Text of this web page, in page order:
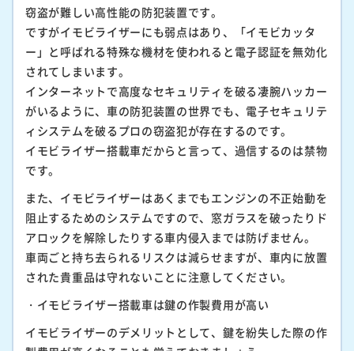
窃盗が難しい高性能の防犯装置です。
ですがイモビライザーにも弱点はあり、「イモビカッタ
ー」と呼ばれる特殊な機材を使われると電子認証を無効化
されてしまいます。
インターネットで高度なセキュリティを破る凄腕ハッカー
がいるように、車の防犯装置の世界でも、電子セキュリテ
ィシステムを破るプロの窃盗犯が存在するのです。
イモビライザー搭載車だからと言って、過信するのは禁物
です。
また、イモビライザーはあくまでもエンジンの不正始動を
阻止するためのシステムですので、窓ガラスを破ったりド
アロックを解除したりする車内侵入までは防げません。
車両ごと持ち去られるリスクは減らせますが、車内に放置
された貴重品は守れないことに注意してください。
・イモビライザー搭載車は鍵の作製費用が高い
イモビライザーのデメリットとして、鍵を紛失した際の作